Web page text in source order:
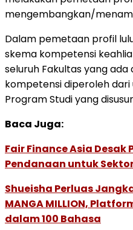
mengembangkan/
Dalam pemetaan profil
skema kompetensi
seluruh Fakultas yang ada
kompetensi diperoleh
Program Studi yang
Baca Juga:
Fair Finance Asia
Pendanaan untuk
Shueisha Perluas
MANGA MILLION,
dalam 100 Bahasa